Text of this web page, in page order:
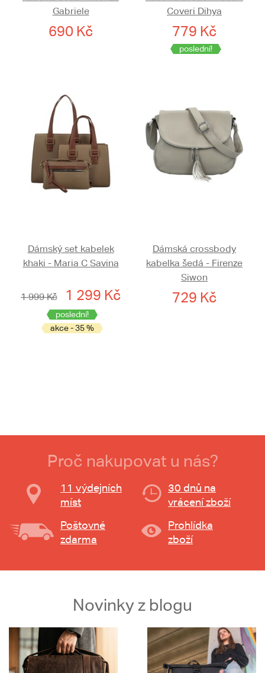
Gabriele
690 Kč
Coveri Dihya
779 Kč
poslední!
Dámský set kabelek
khaki - Maria C Savina
1 999 Kč 1 299 Kč
poslední!
akce - 35 %
Dámská crossbody
kabelka šedá - Firenze
Siwon
729 Kč
Proč nakupovat u nás?
11 výdejních
míst
30 dnů na
vrácení zboží
Poštovné
zdarma
Prohlídka
zboží
Novinky z blogu